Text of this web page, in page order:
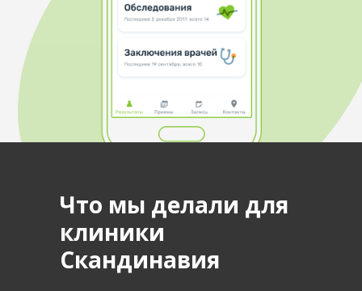
Что мы делали для
клиники
Скандинавия